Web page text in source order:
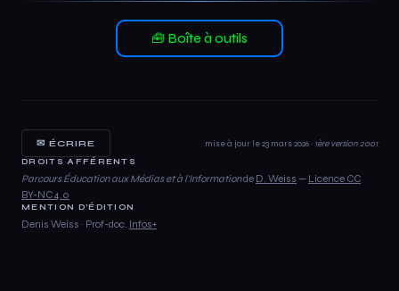
🧰 Boîte à outils
✉ ÉCRIRE mise à jour le 23 mars 2026 · 1ère version 2001
DROITS AFFÉRENTS
Parcours Éducation aux Médias et à l'Informationde D. Weiss — Licence CC
BY-NC 4.0
MENTION D'ÉDITION
Denis Weiss · Prof-doc. Infos+